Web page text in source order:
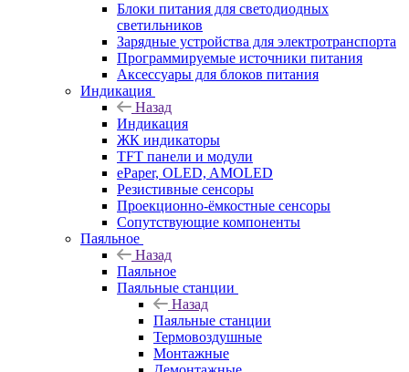
Блоки питания для светодиодных
светильников
Зарядные устройства для электротранспорта
Программируемые источники питания
Аксессуары для блоков питания
Индикация
Назад
Индикация
ЖК индикаторы
TFT панели и модули
ePaper, OLED, AMOLED
Резистивные сенсоры
Проекционно-ёмкостные сенсоры
Сопутствующие компоненты
Паяльное
Назад
Паяльное
Паяльные станции
Назад
Паяльные станции
Термовоздушные
Монтажные